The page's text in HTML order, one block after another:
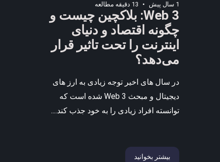
1 سال پیش 13 دقیقه مطالعه
Web 3: بلاکچین چیست و
چگونه اقتصاد و دنیای
اینترنت را تحت تاثیر قرار
می‌دهد؟
در سال های اخیر توجه زیادی به ارز های
دیجیتال و مبحث Web 3 شده است که
توانسته افراد زیادی را به خود جذب کند....
بیشتر بخوانید